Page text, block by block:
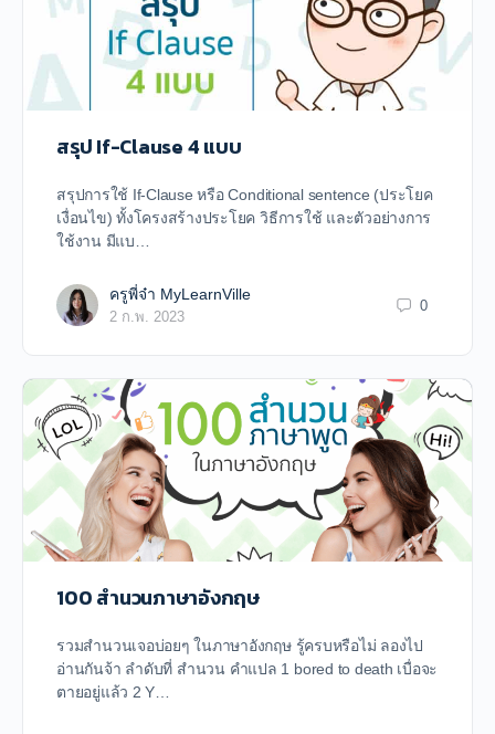
สรุป If-Clause 4 แบบ
สรุปการใช้ If-Clause หรือ Conditional sentence (ประโยค
เงื่อนไข) ทั้งโครงสร้างประโยค วิธีการใช้ และตัวอย่างการ
ใช้งาน มีแบ…
ครูพี่จ๋า MyLearnVille
2 ก.พ. 2023
0
100 สำนวนภาษาอังกฤษ
รวมสำนวนเจอบ่อยๆ ในภาษาอังกฤษ รู้ครบหรือไม่ ลองไป
อ่านกันจ้า ลำดับที่ สำนวน คำแปล 1 bored to death เบื่อจะ
ตายอยู่แล้ว 2 Y…